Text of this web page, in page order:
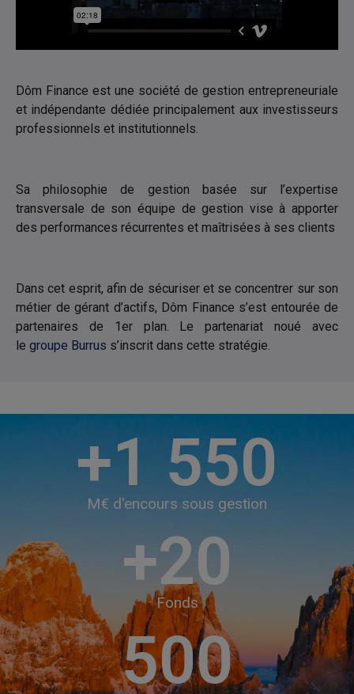
Dôm Finance est une société de gestion entrepreneuriale
et indépendante dédiée principalement aux investisseurs
professionnels et institutionnels.
Sa philosophie de gestion basée sur l’expertise
transversale de son équipe de gestion vise à apporter
des performances récurrentes et maîtrisées à ses clients
Dans cet esprit, afin de sécuriser et se concentrer sur son
métier de gérant d’actifs, Dôm Finance s’est entourée de
partenaires de 1er plan. Le partenariat noué avec
le groupe Burrus s’inscrit dans cette stratégie.
M€ d'encours sous gestion
+1 550
Fonds
+20
500